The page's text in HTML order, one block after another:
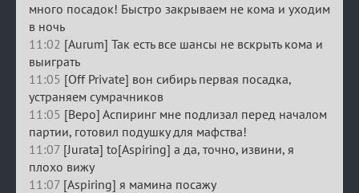
много посадок! Быстро закрываем не кома и уходим
в ночь
11:02 [Aurum] Так есть все шансы не вскрыть кома и
выиграть
11:05 [Off Private] вон сибирь первая посадка,
устраняем сумрачников
11:05 [Веро] Аспиринг мне подлизал перед началом
партии, готовил подушку для мафства!
11:07 [Jurata] to[Aspiring] а да, точно, извини, я
плохо вижу
11:07 [Aspiring] я мамина посажу